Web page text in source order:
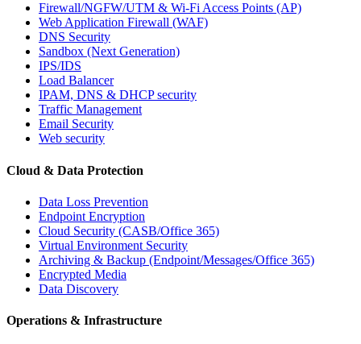
Firewall/NGFW/UTM & Wi-Fi Access Points (AP)
Web Application Firewall (WAF)
DNS Security
Sandbox (Next Generation)
IPS/IDS
Load Balancer
IPAM, DNS & DHCP security
Traffic Management
Email Security
Web security
Cloud & Data Protection
Data Loss Prevention
Endpoint Encryption
Cloud Security (CASB/Office 365)
Virtual Environment Security
Archiving & Backup (Endpoint/Messages/Office 365)
Encrypted Media
Data Discovery
Operations & Infrastructure